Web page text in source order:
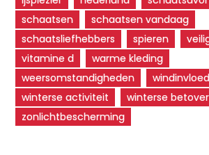
schaatsen
schaatsen vandaag
schaatsliefhebbers
spieren
vitamine d
warme kleding
weersomstandigheden
windinvloed
winterse activiteit
winterse
zonlichtbescherming